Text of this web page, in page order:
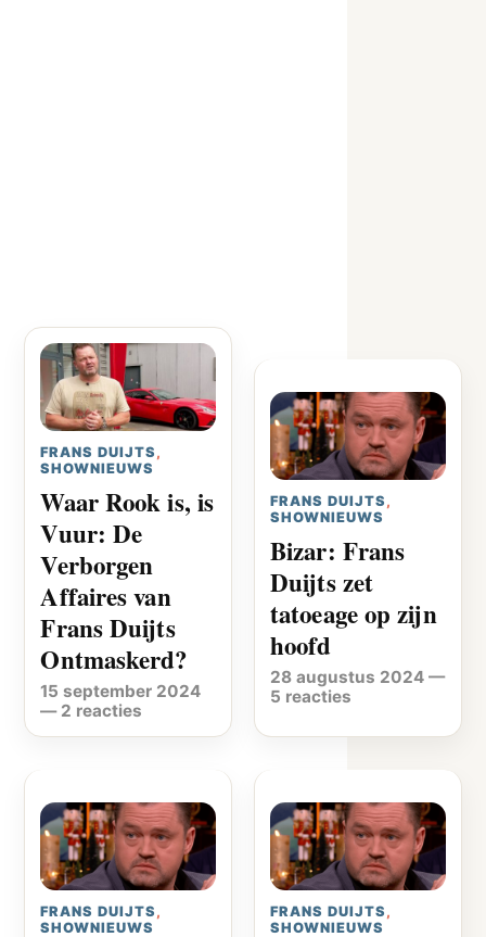
FRANS DUIJTS ,
SHOWNIEUWS
Waar Rook is, is
Vuur: De
Verborgen
Affaires van
Frans Duijts
Ontmaskerd?
15 september 2024
— 2 reacties
FRANS DUIJTS ,
SHOWNIEUWS
Bizar: Frans
Duijts zet
tatoeage op zijn
hoofd
28 augustus 2024 —
5 reacties
FRANS DUIJTS ,
SHOWNIEUWS
FRANS DUIJTS ,
SHOWNIEUWS